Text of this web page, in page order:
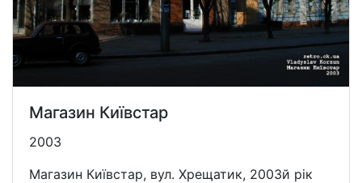
Магазин Київстар
2003
Магазин Київстар, вул. Хрещатик, 2003й рік
Donate 💸
Support Ukraine ❤